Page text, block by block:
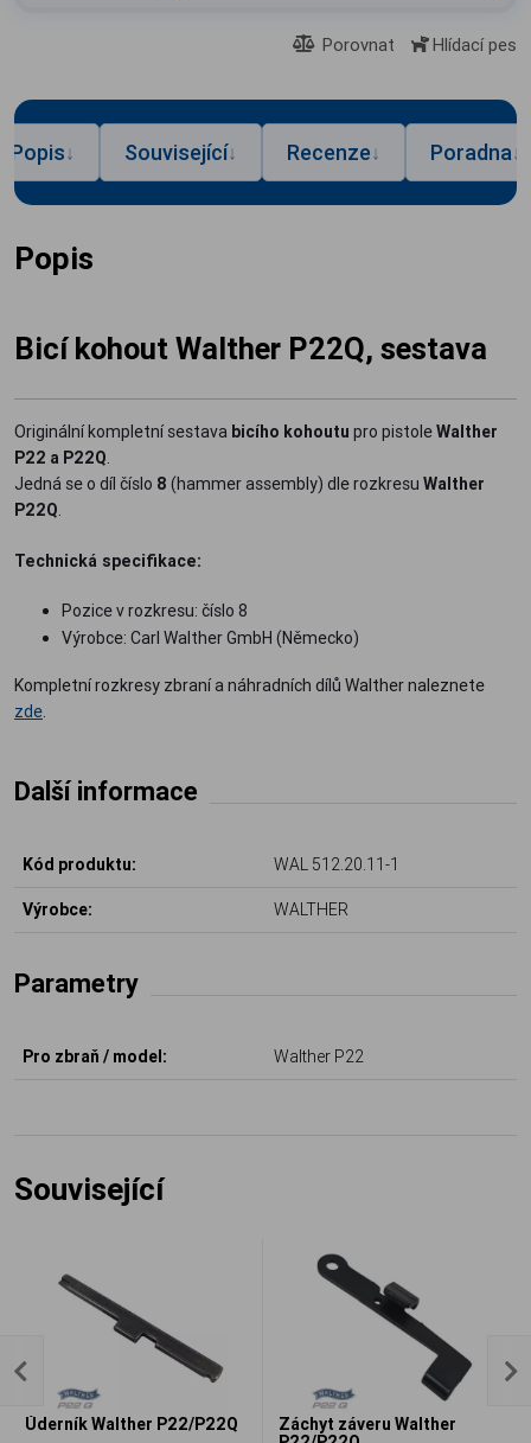
Porovnat Hlídací pes
Popis↓ Související↓ Recenze↓ Poradna↓
Popis
Bicí kohout Walther P22Q, sestava
Originální kompletní sestava bicího kohoutu pro pistoleWalther
P22 a P22Q.
Jedná se o díl číslo 8 (hammer assembly) dle rozkresu Walther
P22Q.
Technická specifikace:
Pozice v rozkresu: číslo 8
Výrobce: Carl Walther GmbH (Německo)
Kompletní rozkresy zbraní a náhradních dílů Walther naleznete
zde.
Další informace
Kód produktu: WAL 512.20.11-1
Výrobce: WALTHER
Parametry
Pro zbraň / model: Walther P22
Související
Úderník Walther P22/P22Q
Záchyt záveru Walther